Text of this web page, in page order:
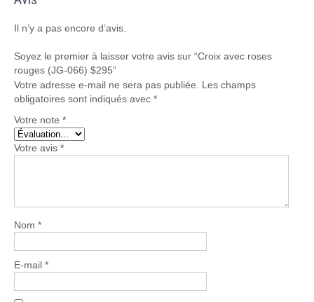
Il n’y a pas encore d’avis.
Soyez le premier à laisser votre avis sur “Croix avec roses
rouges (JG-066) $295”
Votre adresse e-mail ne sera pas publiée.
Les champs
obligatoires sont indiqués avec *
Votre note *
Votre avis *
Nom *
E-mail *